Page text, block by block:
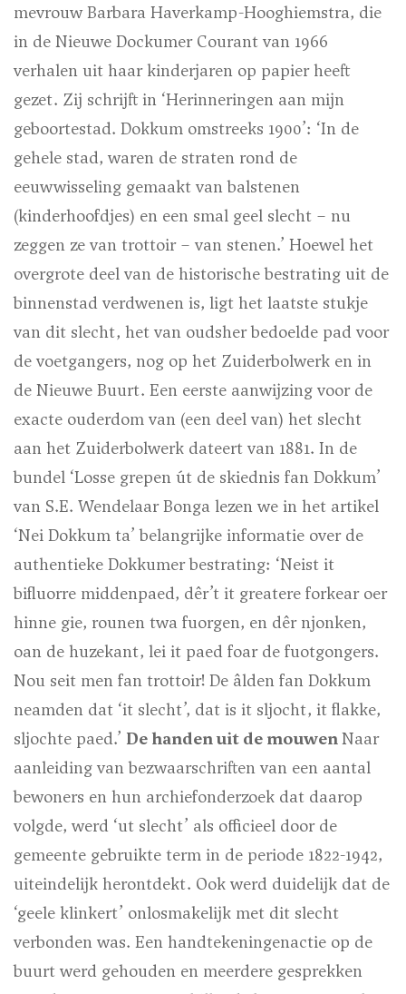
mevrouw Barbara Haverkamp-Hooghiemstra, die
in de Nieuwe Dockumer Courant van 1966
verhalen uit haar kinderjaren op papier heeft
gezet. Zij schrijft in ‘Herinneringen aan mijn
geboortestad. Dokkum omstreeks 1900’: ‘In de
gehele stad, waren de straten rond de
eeuwwisseling gemaakt van balstenen
(kinderhoofdjes) en een smal geel slecht – nu
zeggen ze van trottoir – van stenen.’ Hoewel het
overgrote deel van de historische bestrating uit de
binnenstad verdwenen is, ligt het laatste stukje
van dit slecht, het van oudsher bedoelde pad voor
de voetgangers, nog op het Zuiderbolwerk en in
de Nieuwe Buurt. Een eerste aanwijzing voor de
exacte ouderdom van (een deel van) het slecht
aan het Zuiderbolwerk dateert van 1881. In de
bundel ‘Losse grepen út de skiednis fan Dokkum’
van S.E. Wendelaar Bonga lezen we in het artikel
‘Nei Dokkum ta’ belangrijke informatie over de
authentieke Dokkumer bestrating: ‘Neist it
bifluorre middenpaed, dêr’t it greatere forkear oer
hinne gie, rounen twa fuorgen, en dêr njonken,
oan de huzekant, lei it paed foar de fuotgongers.
Nou seit men fan trottoir! De âlden fan Dokkum
neamden dat ‘it slecht’, dat is it sljocht, it flakke,
sljochte paed.’ De handen uit de mouwenNaar
aanleiding van bezwaarschriften van een aantal
bewoners en hun archiefonderzoek dat daarop
volgde, werd ‘ut slecht’ als officieel door de
gemeente gebruikte term in de periode 1822-1942,
uiteindelijk herontdekt. Ook werd duidelijk dat de
‘geele klinkert’ onlosmakelijk met dit slecht
verbonden was. Een handtekeningenactie op de
buurt werd gehouden en meerdere gesprekken